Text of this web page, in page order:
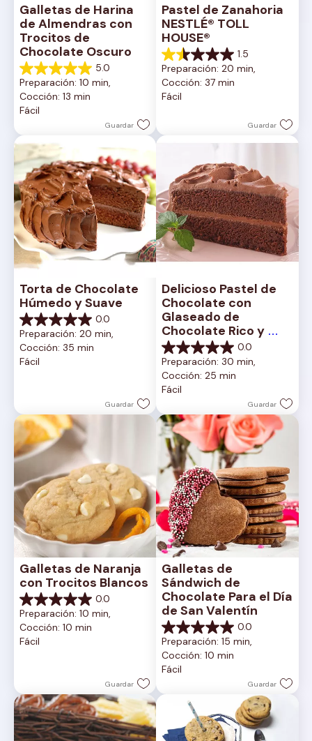
Galletas de Harina
de Almendras con
Trocitos de
Chocolate Oscuro
5.0
5.0
de
5
estrellas.
reseña
Preparación: 10 min,
Cocción: 13 min
Fácil
Guardar
Pastel de Zanahoria
NESTLÉ® TOLL
HOUSE®
1.5
1.5
de
5
estrellas.
Preparación: 20 min,
Cocción: 37 min
Fácil
Guardar
Torta de Chocolate
Húmedo y Suave
0.0
0.0
de
5
estrellas.
Preparación: 20 min,
Cocción: 35 min
Fácil
Guardar
Delicioso Pastel de
Chocolate con
Glaseado de
Chocolate Rico y
Cremoso
0.0
0.0
de
5
estrellas.
Preparación: 30 min,
Cocción: 25 min
Fácil
Guardar
Galletas de Naranja
con Trocitos Blancos
0.0
0.0
de
5
estrellas.
Preparación: 10 min,
Cocción: 10 min
Fácil
Guardar
Galletas de
Sándwich de
Chocolate Para el Día
de San Valentín
0.0
0.0
de
5
estrellas.
Preparación: 15 min,
Cocción: 10 min
Fácil
Guardar